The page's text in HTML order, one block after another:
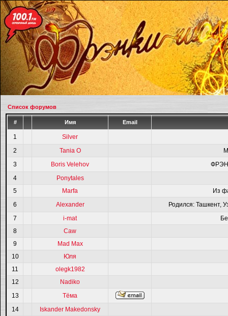
Список форумов
# Имя Email
1
Silver
2
Tania O
3
Boris Velehov
4
Ponytales
5
Marfa
Из
6
Alexander
Родился: Ташкент,
7
i-mat
8
Caw
9
Mad Max
10
Юля
11
olegk1982
12
Nadiko
13
Тёма
14
Iskander Makedonsky